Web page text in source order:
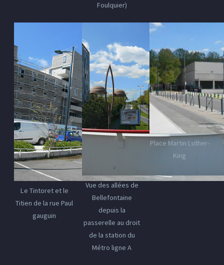
Foulquier)
Le Tintoret et le
Titien de la rue Paul
gauguin
Vue des allées de
Bellefontaine
depuis la
passerelle au droit
de la station du
Métro ligne A
Place Martin Luther-
King